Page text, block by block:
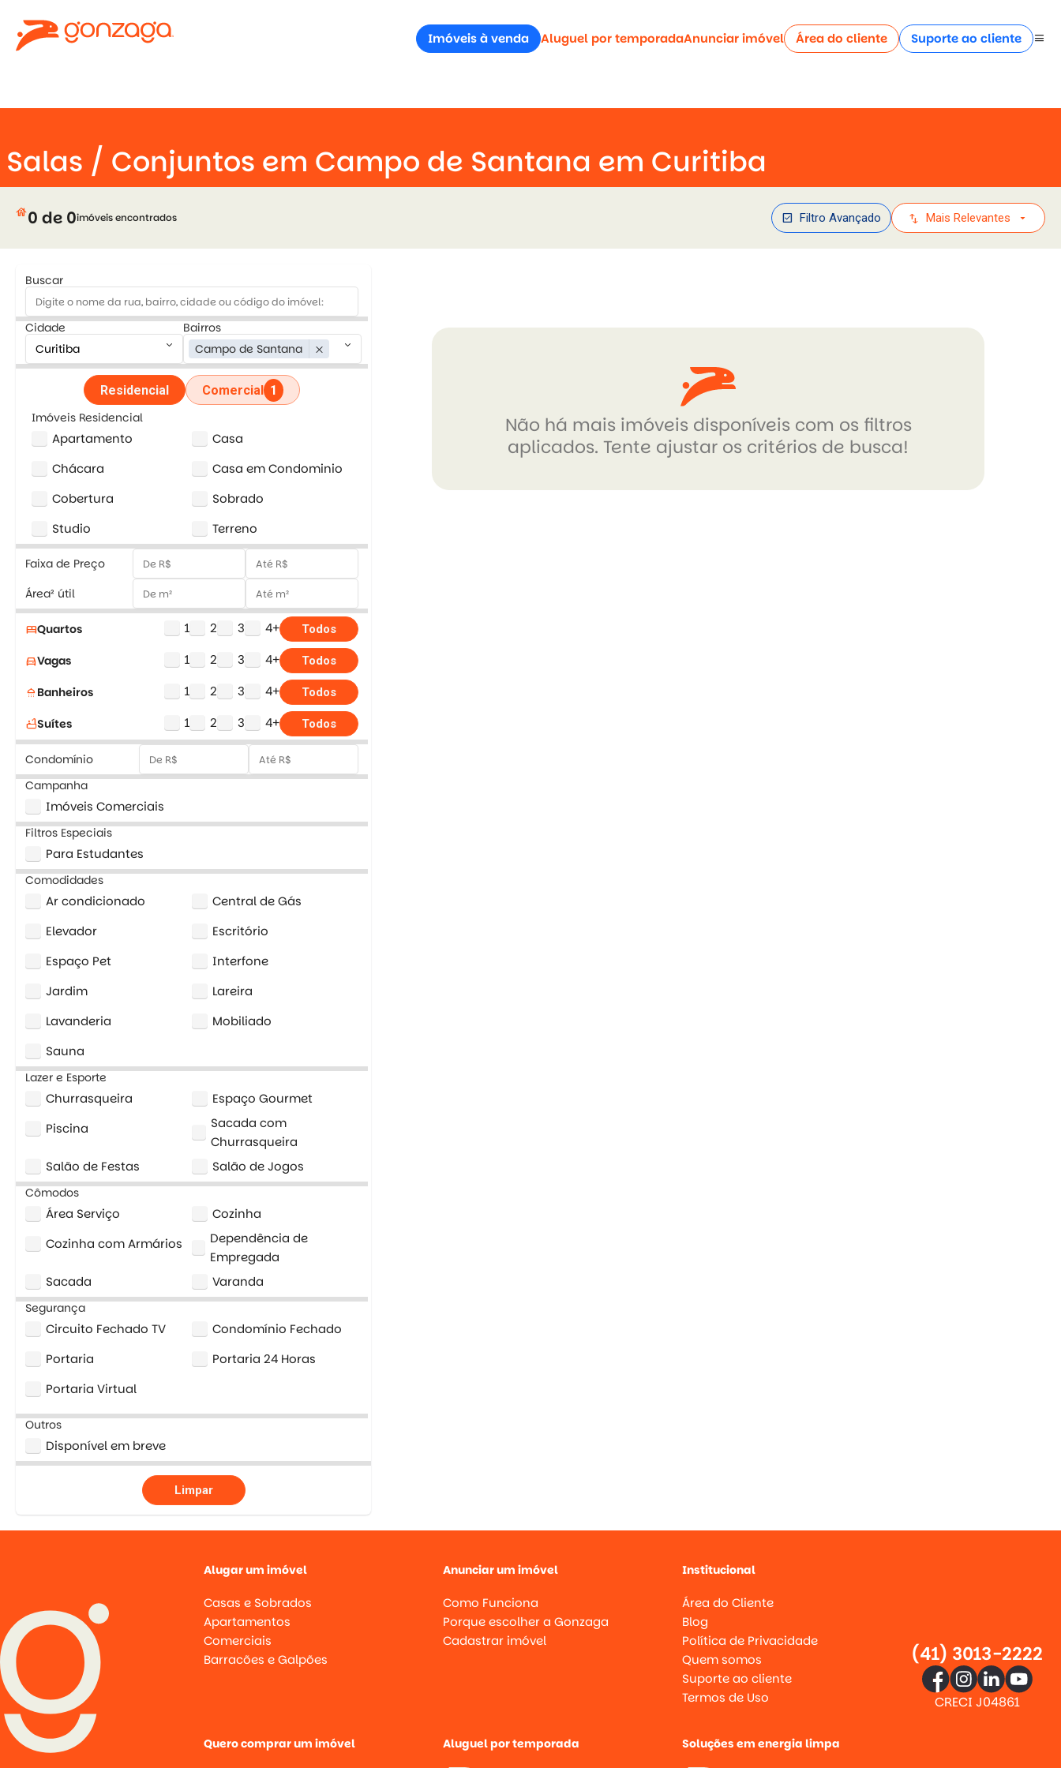
Imóveis à venda Aluguel por temporadaAnunciar imóvel Área do cliente Suporte ao cliente menu
Salas / Conjuntos em Campo de Santana em Curitiba
house0 de 0imóveis encontrados check_box Filtro Avançado swap_vert Mais Relevantes arrow_drop_down
Buscar
Cidade
keyboard_arrow_down
Bairros
Campo de Santana
close keyboard_arrow_down
Residencial Comercial 1
Imóveis Residencial
Apartamento
Casa
Chácara
Casa em Condominio
Cobertura
Sobrado
Studio
Terreno
Faixa de Preço
Área² útil
bedQuartos 1 2 3 4+ Todos
directions_carVagas 1 2 3 4+ Todos
shower Banheiros 1 2 3 4+ Todos
bathtubSuítes 1 2 3 4+ Todos
Condomínio
Campanha
Imóveis Comerciais
Filtros Especiais
Para Estudantes
Comodidades
Ar condicionado
Central de Gás
Elevador
Escritório
Espaço Pet
Interfone
Jardim
Lareira
Lavanderia
Mobiliado
Sauna
Lazer e Esporte
Churrasqueira
Espaço Gourmet
Piscina
Sacada com
Churrasqueira
Salão de Festas
Salão de Jogos
Cômodos
Área Serviço
Cozinha
Cozinha com Armários
Dependência de
Empregada
Sacada
Varanda
Segurança
Circuito Fechado TV
Condomínio Fechado
Portaria
Portaria 24 Horas
Portaria Virtual
Outros
Disponível em breve
Limpar
Não há mais imóveis disponíveis com os filtros
aplicados. Tente ajustar os critérios de busca!
Alugar um imóvel
Casas e Sobrados
Apartamentos
Comerciais
Barracões e Galpões
Anunciar um imóvel
Como Funciona
Porque escolher a Gonzaga
Cadastrar imóvel
Institucional
Área do Cliente
Blog
Política de Privacidade
Quem somos
Suporte ao cliente
Termos de Uso
Quero comprar um imóvel Aluguel por temporada Soluções em energia limpa
(41) 3013-2222
CRECI J04861